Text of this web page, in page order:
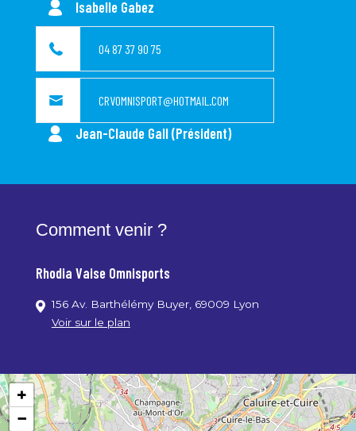
Agenda
Contact
Isabelle Gabez
04 87 37 90 75
CRVOMNISPORT@HOTMAIL.COM
Jean-Claude Gall (Président)
Comment venir ?
Rhodia Vaise Omnisports
156 Av. Barthélémy Buyer, 69009 Lyon
Voir sur le plan
+
−